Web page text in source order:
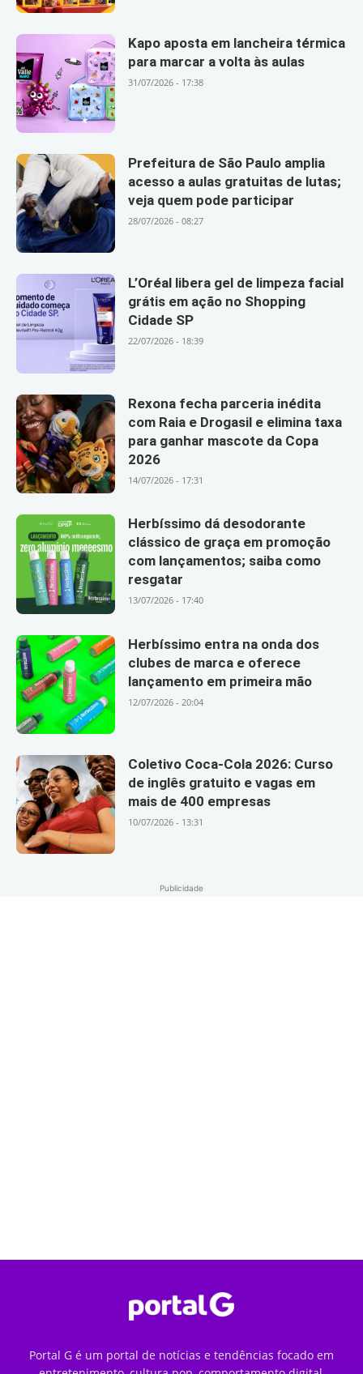
Kapo aposta em lancheira térmica
para marcar a volta às aulas
31/07/2026 - 17:38
Prefeitura de São Paulo amplia
acesso a aulas gratuitas de lutas;
veja quem pode participar
28/07/2026 - 08:27
L’Oréal libera gel de limpeza facial
grátis em ação no Shopping
Cidade SP
22/07/2026 - 18:39
Rexona fecha parceria inédita
com Raia e Drogasil e elimina taxa
para ganhar mascote da Copa
2026
14/07/2026 - 17:31
Herbíssimo dá desodorante
clássico de graça em promoção
com lançamentos; saiba como
resgatar
13/07/2026 - 17:40
Herbíssimo entra na onda dos
clubes de marca e oferece
lançamento em primeira mão
12/07/2026 - 20:04
Coletivo Coca-Cola 2026: Curso
de inglês gratuito e vagas em
mais de 400 empresas
10/07/2026 - 13:31
Publicidade
Portal G é um portal de notícias e tendências focado em